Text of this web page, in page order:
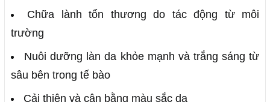
Chữa lành tổn thương do tác động từ môi
trường
Nuôi dưỡng làn da khỏe mạnh và trắng sáng từ
sâu bên trong tế bào
Cải thiện và cân bằng màu sắc da